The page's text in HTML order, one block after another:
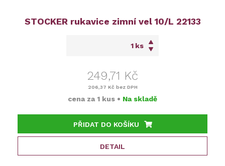
STOCKER rukavice zimní vel 10/L 22133
ks
249,71 Kč
206,37 Kč bez DPH
cena za 1 kus • Na skladě
PŘIDAT DO KOŠÍKU
DETAIL